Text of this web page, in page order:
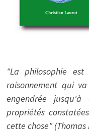
"La philosophie
raisonnement qui
engendrée
propriétés
cette chose"